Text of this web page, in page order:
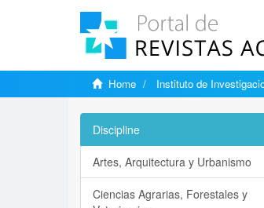
Home Instituto de
Discipline
Artes, Arquitectura y Urbanismo
Ciencias Agrarias, Forestales y